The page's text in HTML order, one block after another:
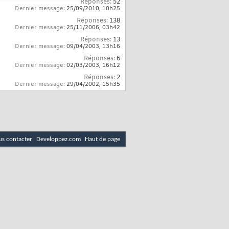
Réponses: 52
Dernier message: 25/09/2010, 10h25
Réponses: 138
Dernier message: 25/11/2006, 03h42
Réponses: 13
Dernier message: 09/04/2003, 13h16
Réponses:6
Dernier message: 02/03/2003, 16h12
Réponses: 2
Dernier message: 29/04/2002, 15h35
contacter Developpez.com Haut de page